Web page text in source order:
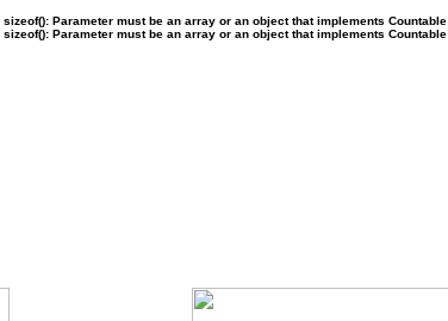
sizeof(): Parameter must be an array or an object that implements Countable
sizeof(): Parameter must be an array or an object that implements Countable